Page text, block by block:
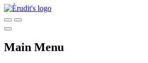
Main Menu